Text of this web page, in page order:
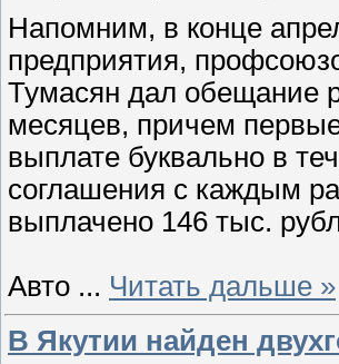
Напомним, в конце
предприятия,
Тумасян дал обещание
месяцев, причем
выплате буквально в
соглашения с каждым
выплачено 146 тыс.
Авто ... Читать дальше »
В Якутии найден